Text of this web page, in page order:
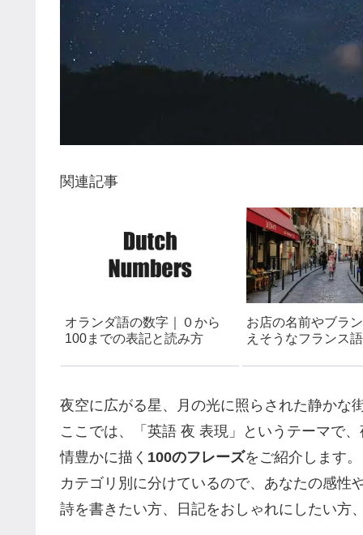
関連記事
オランダ語の数字｜０から
100までの表記と読み方
お店の名前やブラ
えそうなフランス
夜空に広がる星、月の光に照らされた静か
ここでは、「英語 夜 表現」というテーマで
情豊かに描く 100のフレーズをご紹介します。
カテゴリ別に分けているので、あなたの感性
詩を書きたい方、日記をおしゃれにしたい方